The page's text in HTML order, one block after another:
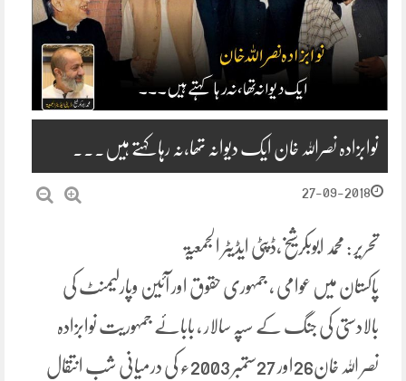
نوابزادہ نصراللہ خان ایک دیوانہ تھا،نہ رہا کہتے ہیں۔۔۔
27-09-2018
تحریر : محمد ابوبکرشیخ،ڈپٹی ایڈیٹر الجمعیۃ
پاکستان میں عوامی ، جمہوری حقوق اور آئین وپارلیمنٹ کی
بالادستی کی جنگ کے سپہ سالار ، بابائے جمہوریت نوابزادہ
نصر اللہ خان26اور 27ستمبر 2003ء کی درمیانی شب انتقال